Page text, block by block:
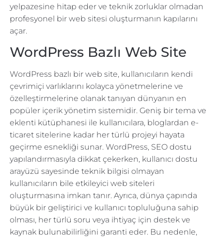
yelpazesine hitap eder ve teknik zorluklar olmadan
profesyonel bir web sitesi oluşturmanın kapılarını
açar.
WordPress Bazlı Web Site
WordPress bazlı bir web site, kullanıcıların kendi
çevrimiçi varlıklarını kolayca yönetmelerine ve
özelleştirmelerine olanak tanıyan dünyanın en
popüler içerik yönetim sistemidir. Geniş bir tema ve
eklenti kütüphanesi ile kullanıcılara, bloglardan e-
ticaret sitelerine kadar her türlü projeyi hayata
geçirme esnekliği sunar. WordPress, SEO dostu
yapılandırmasıyla dikkat çekerken, kullanıcı dostu
arayüzü sayesinde teknik bilgisi olmayan
kullanıcıların bile etkileyici web siteleri
oluşturmasına imkan tanır. Ayrıca, dünya çapında
büyük bir geliştirici ve kullanıcı topluluğuna sahip
olması, her türlü soru veya ihtiyaç için destek ve
kaynak bulunabilirliğini garanti eder. Bu nedenle,